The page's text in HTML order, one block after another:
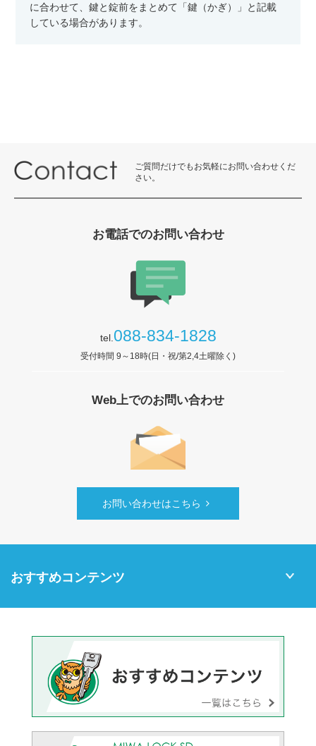
に合わせて、鍵と錠前をまとめて「鍵（かぎ）」と記載
している場合があります。
ご質問だけでもお気軽にお問い合わせくだ
さい。
お電話でのお問い合わせ
tel. 088-834-1828
受付時間 9～18時(日・祝/第2,4土曜除く)
Web上でのお問い合わせ
お問い合わせはこちら
おすすめコンテンツ